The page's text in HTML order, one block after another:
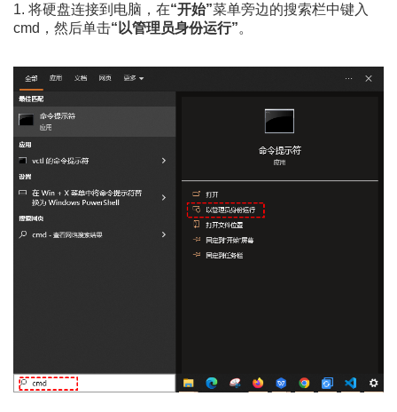
1. 将硬盘连接到电脑，在“开始”菜单旁边的搜索栏中键入
cmd，然后单击“以管理员身份运行”。